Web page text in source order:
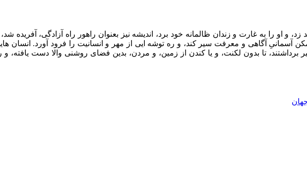
و او را به غارت و زندان ظالمانه خود برد، اندیشه نیز بعنوان راهور راه آزادگی، آفریده شد،
ممکن آسمانیِ آگاهی و معرفت سیر کند، و ره توشه ایی از مهر و انسانیت را فرود آورد. انسان
برداشتند، تا بدون لکنت، و یا کندن از زمین، و مردن، بدین فضای روشنی والا دست یافته، و